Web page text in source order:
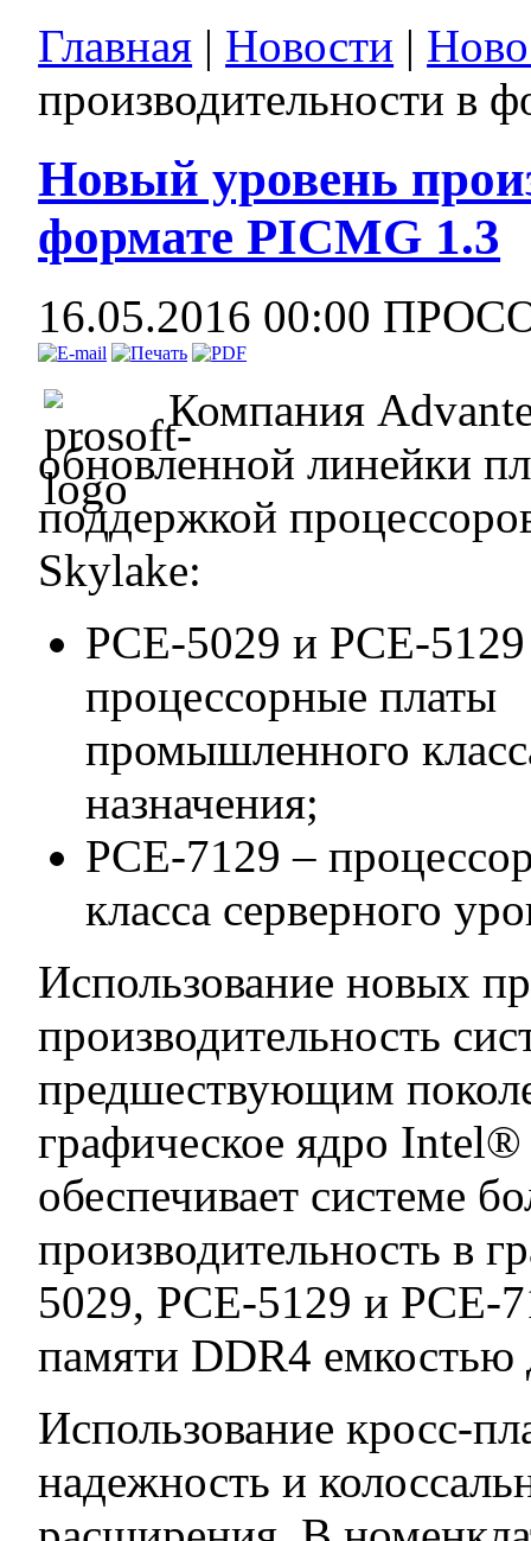
Главная | Новости |
производительности в
Новый уровень
формате PICMG 1.3
16.05.2016 00:00
Компания
обновленной линейки
поддержкой
Skylake:
PCE-5029 и PCE-
процессорные платы
промышленного
назначения;
PCE-7129 –
класса серверного
Использование новых
производительность
предшествующим
графическое ядро
обеспечивает системе
производительность в
5029, PCE-5129 и PCE-
памяти DDR4
Использование кросс-
надежность и